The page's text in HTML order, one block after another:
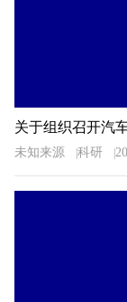
关于组织召开汽
未知来源 科研